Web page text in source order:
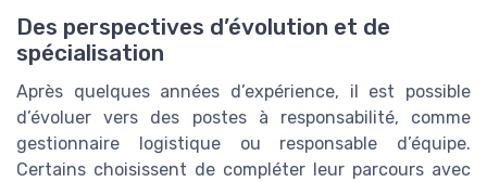
Des perspectives d’évolution et de
spécialisation
Après quelques années d’expérience, il est possible
d’évoluer vers des postes à responsabilité, comme
gestionnaire logistique ou responsable d’équipe.
Certains choisissent de compléter leur parcours avec